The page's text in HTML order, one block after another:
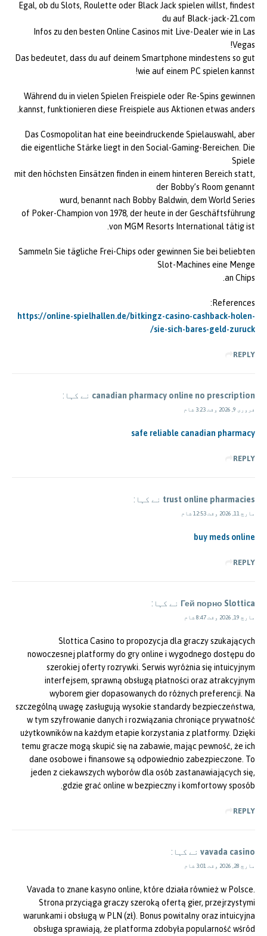
Egal, ob du Slots, Roulette oder Black Jack spielen willst, findest
du auf Black-jack-21.com
Infos zu den besten Online Casinos mit Live-Dealer wie in Las
Vegas!
Das bedeutet, dass du auf deinem Smartphone mindestens so gut
wie auf einem PC spielen kannst!
Während du in vielen Spielen Freispiele oder Re-Spins gewinnen
kannst, funktionieren diese Freispiele aus Aktionen etwas anders.
Das Cosmopolitan hat eine beeindruckende Spielauswahl, aber
die eigentliche Stärke liegt in den Social-Gaming-Bereichen. Die
Spiele
mit den höchsten Einsätzen finden in einem hinteren Bereich statt,
der Bobby’s Room genannt
wurd, benannt nach Bobby Baldwin, dem World Series
of Poker-Champion von 1978, der heute in der Geschäftsführung
von MGM Resorts International tätig ist.
Sammeln Sie tägliche Frei-Chips oder gewinnen Sie bei beliebten
Slot-Machines eine Menge
an Chips.
References:
https://online-spielhallen.de/bitkingz-casino-cashback-holen-
sie-sich-bares-geld-zuruck/
REPLY
canadian pharmacy online no prescription نے کہا:
فروری 9, 2026 وقت 3:23 شام
safe reliable canadian pharmacy
REPLY
trust online pharmacies نے کہا:
مارچ 11, 2026 وقت 12:53 شام
buy meds online
REPLY
Гей порно Slottica نے کہا:
مارچ 19, 2026 وقت 8:47 شام
Slottica Casino to propozycja dla graczy szukających
nowoczesnej platformy do gry online i wygodnego dostępu do
szerokiej oferty rozrywki. Serwis wyróżnia się intuicyjnym
interfejsem, sprawną obsługą płatności oraz atrakcyjnym
wyborem gier dopasowanych do różnych preferencji. Na
szczególną uwagę zasługują wysokie standardy bezpieczeństwa,
w tym szyfrowanie danych i rozwiązania chroniące prywatność
użytkowników na każdym etapie korzystania z platformy. Dzięki
temu gracze mogą skupić się na zabawie, mając pewność, że ich
dane osobowe i finansowe są odpowiednio zabezpieczone. To
jeden z ciekawszych wyborów dla osób zastanawiających się,
gdzie grać online w bezpieczny i komfortowy sposób.
REPLY
vavada casino نے کہا:
مارچ 28, 2026 وقت 3:01 شام
Vavada to znane kasyno online, które działa również w Polsce.
Strona przyciąga graczy szeroką ofertą gier, przejrzystymi
warunkami i obsługą w PLN (zł). Bonus powitalny oraz intuicyjna
obsługa sprawiają, że platforma zdobyła popularność wśród